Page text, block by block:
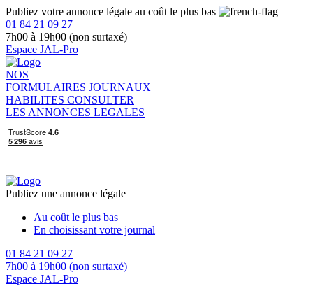
Publiez votre annonce légale au coût le plus bas
01 84 21 09 27
7h00 à 19h00 (non surtaxé)
Espace JAL-Pro
NOS
FORMULAIRES JOURNAUX
HABILITES CONSULTER
LES ANNONCES LEGALES
Publiez une annonce légale
Au coût le plus bas
En choisissant votre journal
01 84 21 09 27
7h00 à 19h00 (non surtaxé)
Espace JAL-Pro